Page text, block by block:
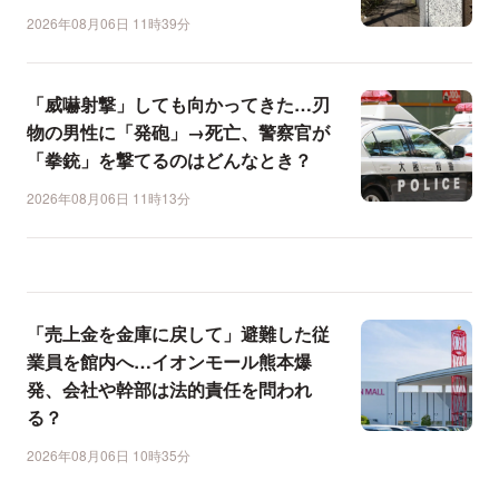
2026年08月06日 11時39分
「威嚇射撃」しても向かってきた…刃
物の男性に「発砲」→死亡、警察官が
「拳銃」を撃てるのはどんなとき？
2026年08月06日 11時13分
「売上金を金庫に戻して」避難した従
業員を館内へ…イオンモール熊本爆
発、会社や幹部は法的責任を問われ
る？
2026年08月06日 10時35分